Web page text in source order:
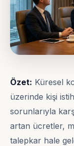
Özet: Küresel
üzerinde kişi
sorunlarıyla
artan ücretler,
talepkar hale